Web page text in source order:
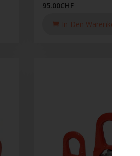
95.00CHF
In Den Warenkorb Legen